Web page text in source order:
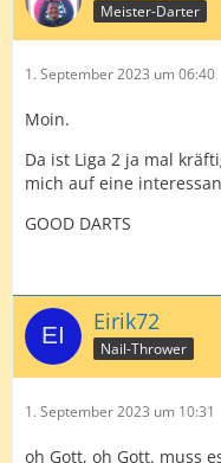
Meister-Darter
1. September 2023 um 06:40
Moin.
Da ist Liga 2 ja mal
mich auf eine
GOOD DARTS
Eirik72
Nail-Thrower
1. September 2023 um 10:31
oh Gott, oh Gott. muss